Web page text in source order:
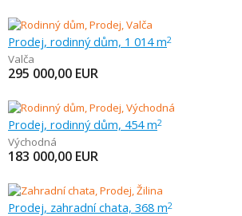
Prodej, rodinný dům, 1 014 m2
Valča
295 000,00 EUR
Prodej, rodinný dům, 454 m2
Východná
183 000,00 EUR
Prodej, zahradní chata, 368 m2